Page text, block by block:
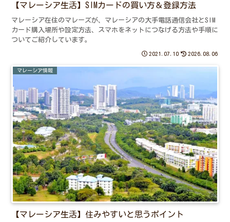
【マレーシア生活】SIMカードの買い方＆登録方法
マレーシア在住のマレーズが、マレーシアの大手電話通信会社とSIM
カード購入場所や設定方法、スマホをネットにつなげる方法や手順に
ついてご紹介しています。
2021.07.10 2026.08.06
マレーシア情報
【マレーシア生活】住みやすいと思うポイント